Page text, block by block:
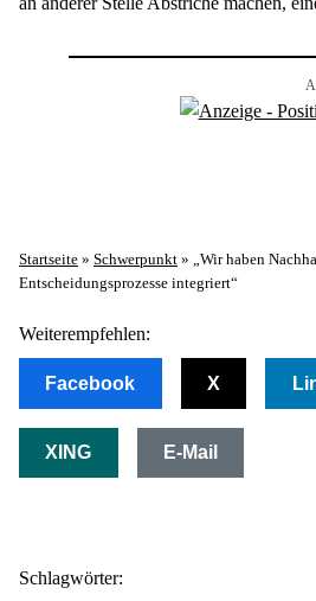
Startseite » Schwerpunkt » „Wir haben
Entscheidungsprozesse integriert“
Weiterempfehlen:
Facebook X
XING E-Mail
Schlagwörter: